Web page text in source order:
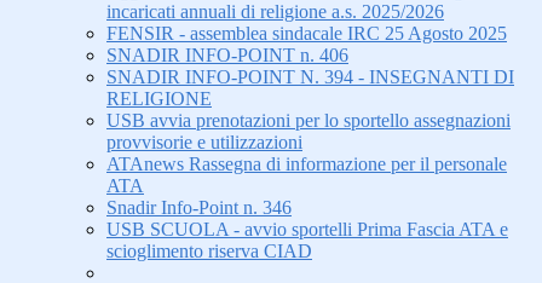
incaricati annuali di religione a.s. 2025/2026
FENSIR - assemblea sindacale IRC 25 Agosto 2025
SNADIR INFO-POINT n. 406
SNADIR INFO-POINT N. 394 - INSEGNANTI DI
RELIGIONE
USB avvia prenotazioni per lo sportello assegnazioni
provvisorie e utilizzazioni
ATAnews Rassegna di informazione per il personale
ATA
Snadir Info-Point n. 346
USB SCUOLA - avvio sportelli Prima Fascia ATA e
scioglimento riserva CIAD